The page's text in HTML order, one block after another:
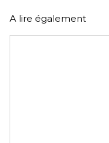
A lire également